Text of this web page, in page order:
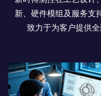
新、硬件模组及服务支
致力于为客户提供